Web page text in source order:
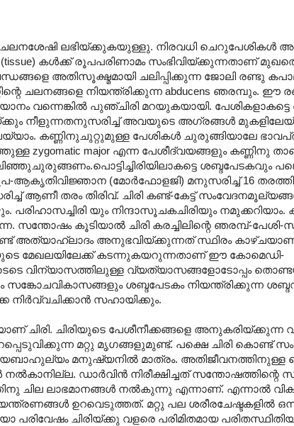
ചലനശേഷി ലഭിയ്ക്കുകയുള്ളു. നിരവധി
കൾക്ക് രൂപപരിണാമം സംഭിവിയ്ക്കുന്നതാണ്
അതിസൂക്ഷ്മമായി ചലിപ്പിക്കുന്ന ജോലി രണ്ടു
ചലനങ്ങളെ നിയന്ത്രിക്കുന്ന abducens ഞരമ്പും. ഈ
പുഞ്ചിരി മറയുകയായി. പേശികളാകട്ടെ
നീളുന്നതനുസരിച്ച് അവയുടെ അഗ്രങ്ങൾ
കണ്ണിനുചുറ്റുമുള്ള പേശികൾ ചുരുങ്ങിയാലേ
major എന്ന പേശീദ്വയങ്ങളും കണ്ണിനു
ശബ്ദപേടകവും
(മോർഫോളജി) മനുസരിച്ച് 16
ആണീ തരം തിരിവ്. ചിരി കണ്ട്-കേട്ട്
യും നിന്ദാസൂചകചിരിയും നമുക്കറിയാം.
സന്തോഷം കൂടിയാൽ ചിരി കരച്ചിലിന്റെ ഞരമ്പ്-പേശി-
അത്യാഹ്ലാദം അനുഭവിയ്ക്കുന്നത് സ്ഥിരം കാഴ്ചയാണ്.
മേഖലയിലേക്ക് കടന്നുകയറുന്നതാണ് ഈ കോമെഡി-
വിന്യാസത്തിലുള്ള വ്യത്യാസങ്ങളോടോപ്പം
ശബ്ദപേടകം നിയന്ത്രിക്കുന്ന
സഹായിക്കും.
ചിരി. ചിരിയുടെ പേശീനീക്കങ്ങളെ അനുകരിയ്ക്കുന്ന
മറ്റു മൃഗങ്ങളുമുണ്ട്. പക്ഷെ ചിരി കൊണ്ട്
മനുഷ്യനിൽ മാത്രം. അതിജീവനത്തിനുള്ള
ഡാർവിൻ നിരീക്ഷിച്ചത്
ചില ലാഭമാനങ്ങൾ നൽകുന്നു എന്നാണ്. എന്നാൽ
ഉറവെടുത്തത്. മറ്റു പല ശരീരചേഷ്ടകളിൽ
ചിരിയ്ക്കു വളരെ പരിമിതമായ